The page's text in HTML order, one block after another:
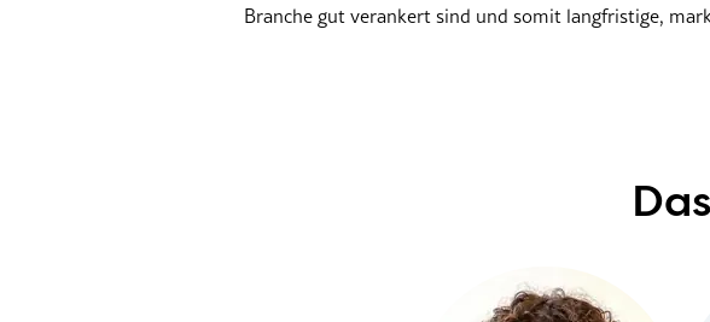
Branche gut verankert sind und somit langfristige,